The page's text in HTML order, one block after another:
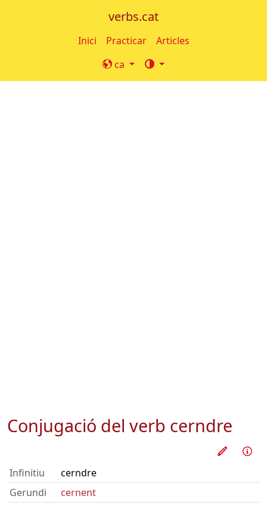
verbs.cat
Inici Practicar
Articles
ca
Conjugació del verb cerndre
Infinitiu
cerndre
Gerundi
cernent